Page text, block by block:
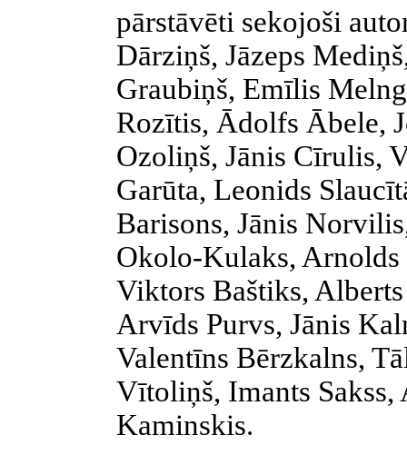
pārstāvēti sekojoši
Dārziņš, Jāzeps
Graubiņš, Emīlis
Rozītis, Ādolfs Ābele,
Ozoliņš, Jānis Cīrulis,
Garūta, Leonids
Barisons, Jānis
Okolo-Kulaks, Arnolds
Viktors Baštiks,
Arvīds Purvs, Jānis
Valentīns Bērzkalns,
Vītoliņš, Imants
Kaminskis.